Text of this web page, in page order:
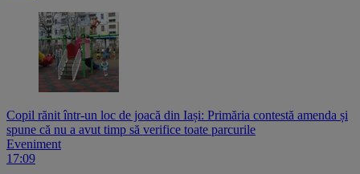
Copil rănit într-un loc de joacă din Iași: Primăria contestă amenda și
spune că nu a avut timp să verifice toate parcurile
Eveniment
17:09